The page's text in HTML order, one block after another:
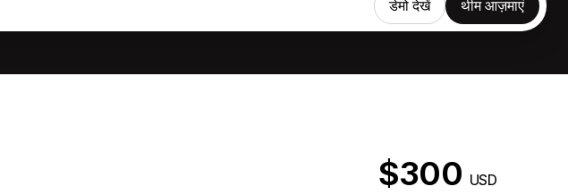
डेमो देखें थीम आज़माएं
$300 USD